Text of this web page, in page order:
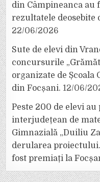
din Câmpineanca
rezultatele deosebite
22/06/2026
Sute de elevi din
concursurile
organizate de Școala
din Focșani. 12/06/
Peste 200 de elevi
interjudețean de
Gimnazială „Duiliu
derularea
fost premiați la